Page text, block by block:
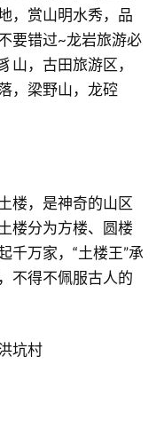
，赏山明水秀，品
要错过~龙岩旅游必
山，古田旅游区，
，梁野山，龙硿
楼，是神奇的山区
楼分为方楼、圆楼
千万家，“土楼王”承
不得不佩服古人的
坑村